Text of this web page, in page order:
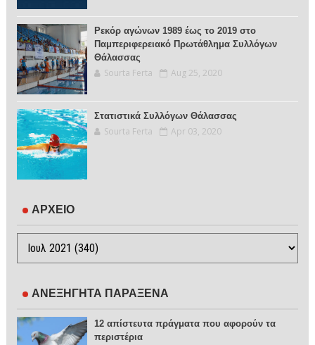
Ρεκόρ αγώνων 1989 έως το 2019 στο
Παμπεριφερειακό Πρωτάθλημα Συλλόγων
Θάλασσας
Sourta Ferta Aug 25, 2020
Στατιστικά Συλλόγων Θάλασσας
Sourta Ferta Apr 03, 2020
ΑΡΧΕΙΟ
ΑΝΕΞΗΓΗΤΑ ΠΑΡΑΞΕΝΑ
12 απίστευτα πράγματα που αφορούν τα
περιστέρια